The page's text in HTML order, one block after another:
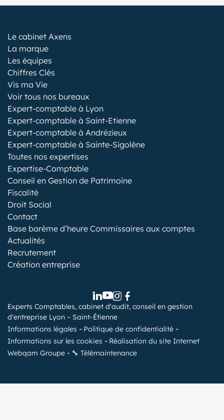
Le cabinet Axens
La marque
Les équipes
Chiffres Clés
Vis ma Vie
Voir tous nos bureaux
Expert-comptable à Lyon
Expert-comptable à Saint-Etienne
Expert-comptable à Andrézieux
Expert-comptable à Sainte-Sigolène
Toutes nos expertises
Expertise-Comptable
Conseil en Gestion de Patrimoine
Fiscalité
Droit Social
Contact
Base barème d’heure Commissaires aux comptes
Actualités
Recrutement
Création entreprise
Experts Comptables, cabinet d'audit, conseil en gestion
d'entreprise Lyon – Saint-Étienne
Informations légales
Politique de confidentialité
Informations sur les cookies
Réalisation du site Internet
Webqam Groupe
🔧 Télémaintenance